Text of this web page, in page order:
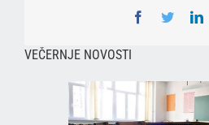
Facebook
Twitter
VEČERNJE NOVOSTI